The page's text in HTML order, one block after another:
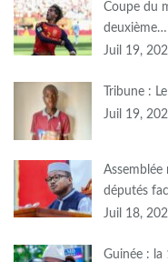
Coupe du
deuxième…
Juil 19,
Tribune :
Juil 19,
députés
Juil 18,
Guinée : la